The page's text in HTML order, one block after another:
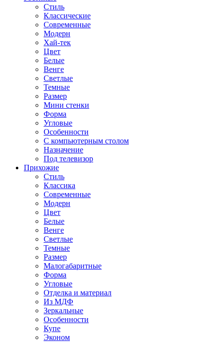
Стиль
Классические
Современные
Модерн
Хай-тек
Цвет
Белые
Венге
Светлые
Темные
Размер
Мини стенки
Форма
Угловые
Особенности
С компьютерным столом
Назначение
Под телевизор
Прихожие
Стиль
Классика
Современные
Модерн
Цвет
Белые
Венге
Светлые
Темные
Размер
Малогабаритные
Форма
Угловые
Отделка и материал
Из МДФ
Зеркальные
Особенности
Купе
Эконом